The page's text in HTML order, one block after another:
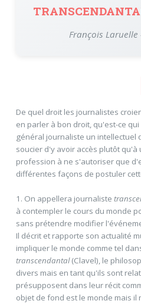
François
De quel droit les journalistes
en parler à bon droit, qu'est-ce
général journaliste un intellectuel
soucier d'y avoir accès plutôt
profession à ne s'autoriser que
différentes façons de postuler
1. On appellera journaliste
à contempler le cours du monde
sans prétendre modifier
Il décrit et rapporte son actualité
impliquer le monde comme tel
transcendantal(Clavel), le
divers mais en tant qu'ils sont
présupposent dans leur récit
objet de fond est le monde mais il